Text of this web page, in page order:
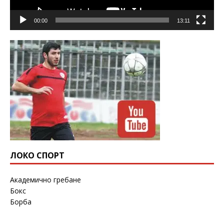
00:00 13:11
ЛОКО СПОРТ
Академично гребане
Бокс
Борба